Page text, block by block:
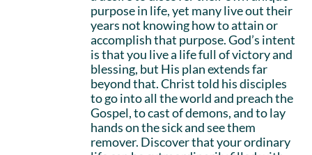
purpose in life, yet many live out their
years not knowing how to attain or
accomplish that purpose. God’s intent
is that you live a life full of victory and
blessing, but His plan extends far
beyond that. Christ told his disciples
to go into all the world and preach the
Gospel, to cast of demons, and to lay
hands on the sick and see them
remover. Discover that your ordinary